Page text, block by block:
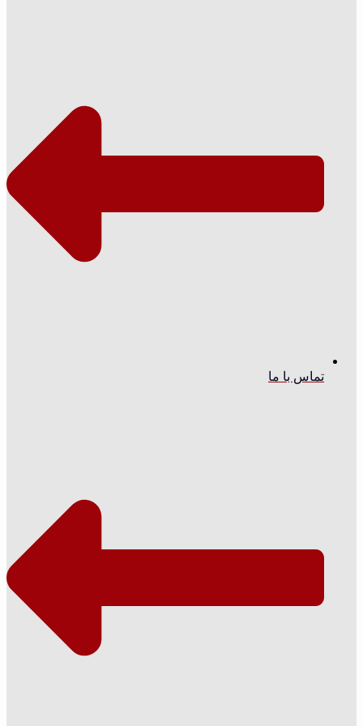
تماس با ما